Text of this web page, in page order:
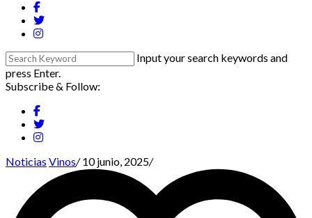
Input your search keywords and
press Enter.
Subscribe & Follow:
Noticias Vinos/10 junio, 2025/